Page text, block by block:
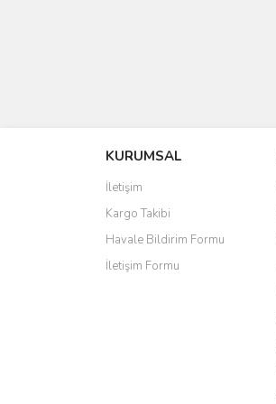
KURUMSAL
İletişim
Kargo Takibi
Havale Bildirim Formu
İletişim Formu